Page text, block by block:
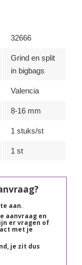
32666
Grind en split
in bigbags
Valencia
8-16 mm
1 stuks/st
1 st
aan.
aanvraag en
er vragen of
met je
je zit dus